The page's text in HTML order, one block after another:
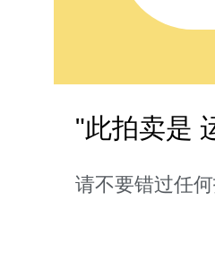
"此拍卖是
请不要错过任